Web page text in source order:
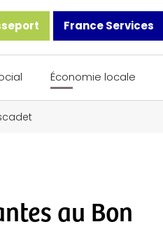
France Services
Économie locale
au Bon